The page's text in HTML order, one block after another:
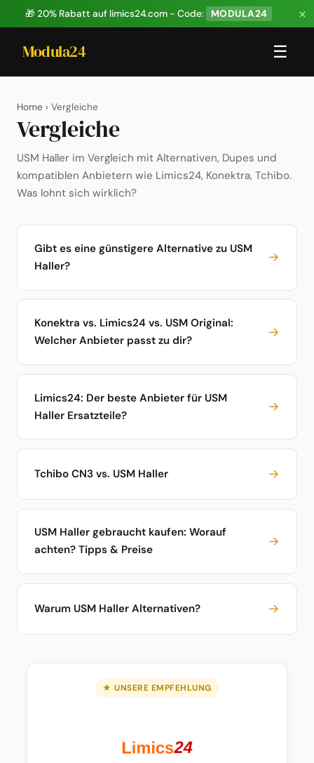
🎁 20% Rabatt auf limics24.com - Code: MODULA24 ×
Modula24 ☰
Home › Vergleiche
Vergleiche
USM Haller im Vergleich mit Alternativen, Dupes und
kompatiblen Anbietern wie Limics24, Konektra, Tchibo.
Was lohnt sich wirklich?
Gibt es eine günstigere Alternative zu USM
Haller?
→
Konektra vs. Limics24 vs. USM Original:
Welcher Anbieter passt zu dir?
→
Limics24: Der beste Anbieter für USM
Haller Ersatzteile?
→
Tchibo CN3 vs. USM Haller →
USM Haller gebraucht kaufen: Worauf
achten? Tipps & Preise
→
Warum USM Haller Alternativen? →
★ UNSERE EMPFEHLUNG